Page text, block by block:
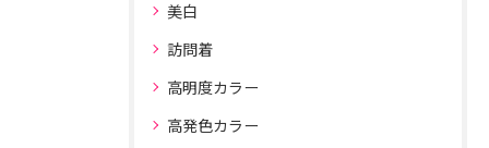
美白
訪問着
高明度カラー
高発色カラー